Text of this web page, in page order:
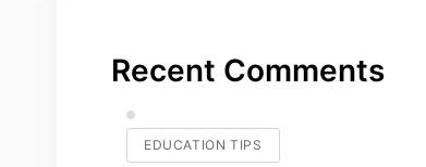
Recent Comments
EDUCATION TIPS